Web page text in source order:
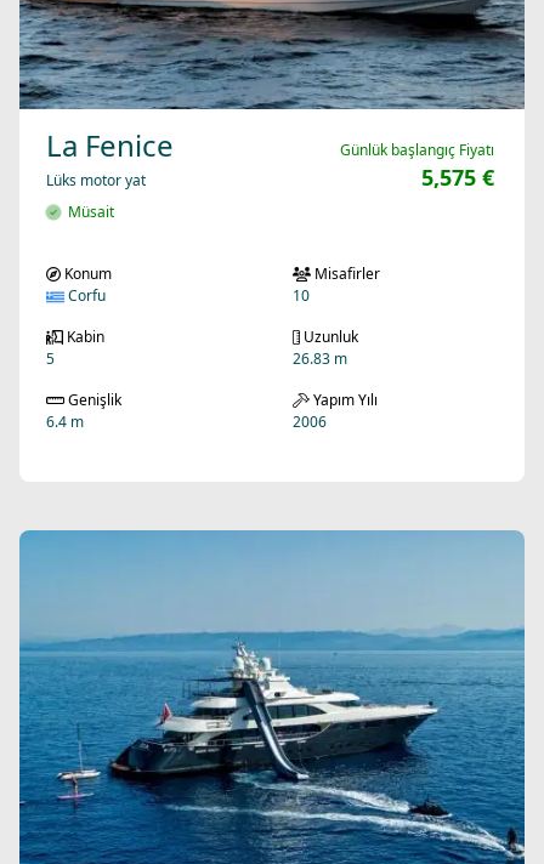
La Fenice
Lüks motor yat
Müsait
Günlük başlangıç Fiyatı
5,575 €
Konum
Corfu
Misafirler
10
Kabin
5
Uzunluk
26.83 m
Genişlik
6.4 m
Yapım Yılı
2006